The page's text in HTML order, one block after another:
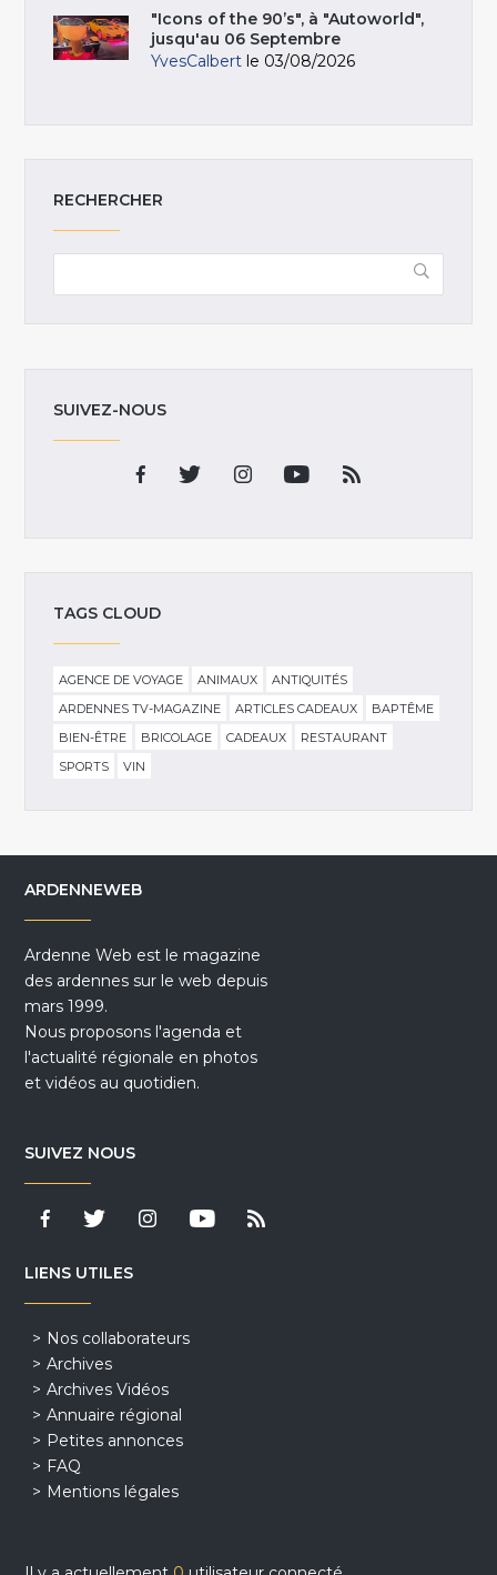
"Icons of the 90’s", à "Autoworld",
jusqu'au 06 Septembre
YvesCalbert le 03/08/2026
RECHERCHER
SUIVEZ-NOUS
TAGS CLOUD
AGENCE DE VOYAGE ANIMAUX
ANTIQUITÉS
ARDENNES TV-MAGAZINE
ARTICLES CADEAUX
BAPTÊME
BIEN-ÊTRE
BRICOLAGE CADEAUX
RESTAURANT
SPORTS
VIN
ARDENNEWEB
Ardenne Web est le magazine
des ardennes sur le web depuis
mars 1999.
Nous proposons l'agenda et
l'actualité régionale en photos
et vidéos au quotidien.
SUIVEZ NOUS
LIENS UTILES
Nos collaborateurs
Archives
Archives Vidéos
Annuaire régional
Petites annonces
FAQ
Mentions légales